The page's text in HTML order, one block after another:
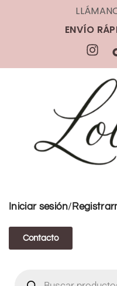
ENVÍO
Iniciar sesión/
Contacto